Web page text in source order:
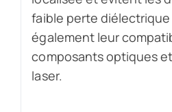
faible perte
également leur
composants optiques
laser.